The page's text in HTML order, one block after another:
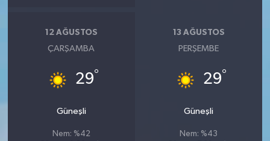
12 AĞUSTOS
ÇARŞAMBA
29°
Güneşli
Nem: %42
13 AĞUSTOS
PERŞEMBE
29°
Güneşli
Nem: %43